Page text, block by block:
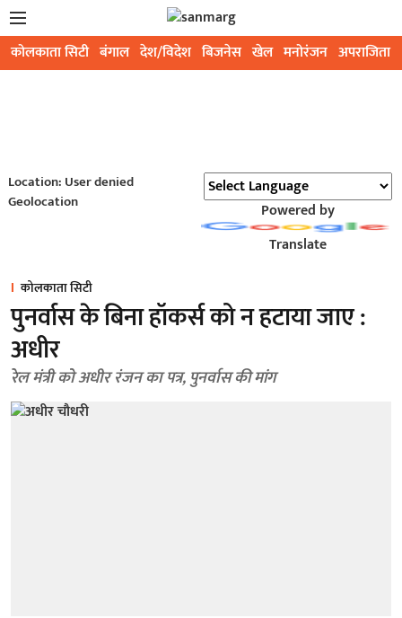
कोलकाता सिटी बंगाल देश/विदेश बिजनेस खेल मनोरंजन अपराजिता
Location: User denied
Geolocation
Powered by
Translate
कोलकाता सिटी
पुनर्वास के बिना हॉकर्स को न हटाया जाए :
अधीर
रेल मंत्री को अधीर रंजन का पत्र, पुनर्वास की मांग